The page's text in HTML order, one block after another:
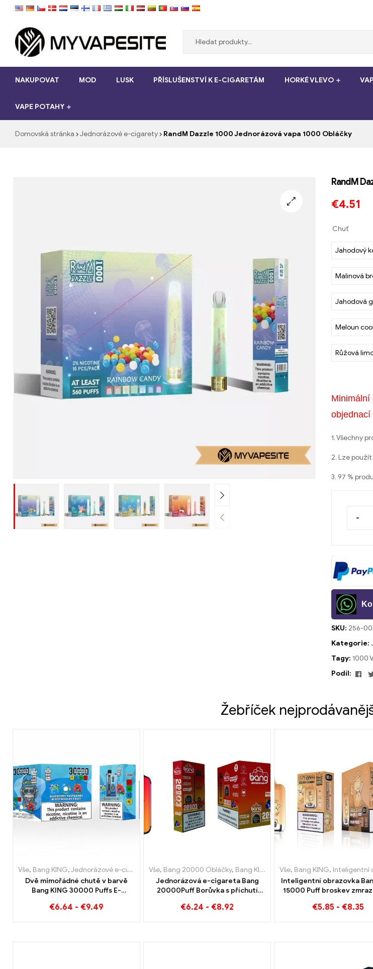
Myvapesite.de
cigarety
levné
online
NAKUPOVAT MOD LUSK PŘÍSLUŠENSTVÍ K E-CIGARETÁM HORKÉ VLEVO
VAPE POTAHY
Domovská stránka Jednorázové e-cigarety RandM Dazzle 1000 Jednorázová vapa 1000 Obláčky
RandM
€4.51
Chuť
Jahodový
Malinová
Jahodová
Meloun cool
Růžová
Minimální
objednací
1. Všechny
2. Lze
3. 97 %
-
SKU: 256-
Kategorie:
Tagy: 1000
Podíl:
Žebříček
Vše, Bang KING,Jednorázové e-cigarety Litva ,Jednorázové e-cigarety Lucembursko, Jednorázové
Dvě mimořádné chutě v barvě
Bang KING 30000 Puffs E-
und Plesnivé ovoce
€6.64 - €9.49
Vše, Bang 20000 Obláčky, Bang KING Jednorázové e-cigarety,
Jednorázová e-cigareta Bang
20000Puff Borůvka s příchutí
€6.24 - €8.92
Vše, Bang KING, Inteligentní obrazovka Bang
Inteligentní obrazovka
15000 Puff broskev
€5.85 - €8.35